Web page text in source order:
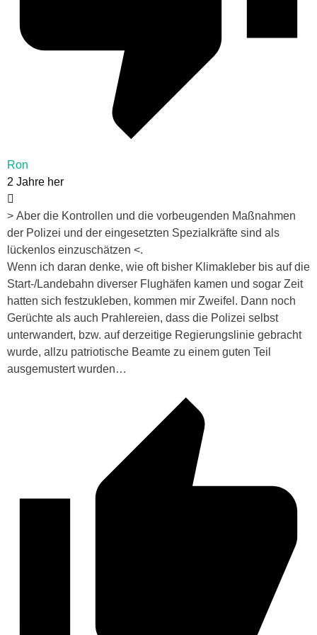
Ron
2 Jahre her
> Aber die Kontrollen und die vorbeugenden Maßnahmen
der Polizei und der eingesetzten Spezialkräfte sind als
lückenlos einzuschätzen <.
Wenn ich daran denke, wie oft bisher Klimakleber bis auf die
Start-/Landebahn diverser Flughäfen kamen und sogar Zeit
hatten sich festzukleben, kommen mir Zweifel. Dann noch
Gerüchte als auch Prahlereien, dass die Polizei selbst
unterwandert, bzw. auf derzeitige Regierungslinie gebracht
wurde, allzu patriotische Beamte zu einem guten Teil
ausgemustert wurden…